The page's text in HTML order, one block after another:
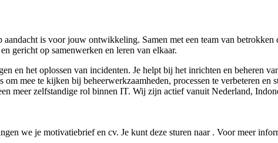
is voor jouw ontwikkeling. Samen met een team van
gericht op samenwerken en leren van elkaar.
en het oplossen van incidenten. Je helpt bij het inrichten en beheren
mee te kijken bij beheerwerkzaamheden, processen te verbeteren
meer zelfstandige rol binnen IT. Wij zijn actief vanuit Nederland,
we je motivatiebrief en cv. Je kunt deze sturen naar . Voor meer